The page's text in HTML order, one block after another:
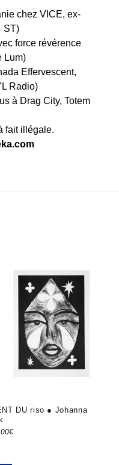
chez VICE, ex-
ST)
force révérence
Lum)
Effervescent,
Radio)
à Drag City, Totem
fait illégale.
DU riso ● Johanna
€